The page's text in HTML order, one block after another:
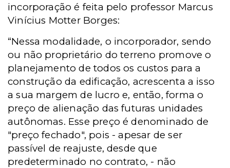
incorporação é feita pelo professor Marcus
Vinícius Motter Borges:
“Nessa modalidade, o incorporador, sendo
ou não proprietário do terreno promove o
planejamento de todos os custos para a
construção da edificação, acrescenta a isso
a sua margem de lucro e, então, forma o
preço de alienação das futuras unidades
autônomas. Esse preço é denominado de
"preço fechado", pois - apesar de ser
passível de reajuste, desde que
predeterminado no contrato, - não